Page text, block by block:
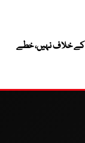
خلاف نہیں، خطے